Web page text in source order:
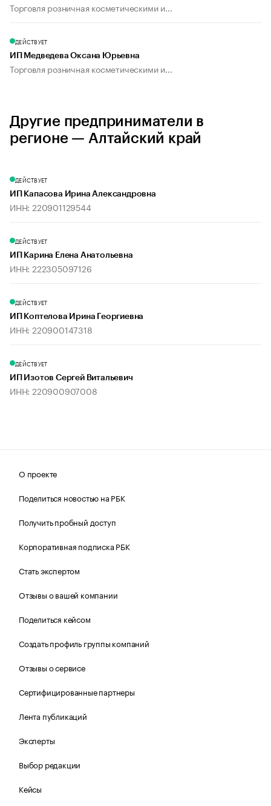
Торговля розничная косметическими и...
ДЕЙСТВУЕТ
ИП Медведева Оксана Юрьевна
Торговля розничная косметическими и...
Другие предприниматели в
регионе — Алтайский край
ДЕЙСТВУЕТ
ИП Капасова Ирина Александровна
ИНН: 220901129544
ДЕЙСТВУЕТ
ИП Карина Елена Анатольевна
ИНН: 222305097126
ДЕЙСТВУЕТ
ИП Коптелова Ирина Георгиевна
ИНН: 220900147318
ДЕЙСТВУЕТ
ИП Изотов Сергей Витальевич
ИНН: 220900907008
О проекте
Поделиться новостью на РБК
Получить пробный доступ
Корпоративная подписка РБК
Стать экспертом
Отзывы о вашей компании
Поделиться кейсом
Создать профиль группы компаний
Отзывы о сервисе
Сертифицированные партнеры
Лента публикаций
Эксперты
Выбор редакции
Кейсы